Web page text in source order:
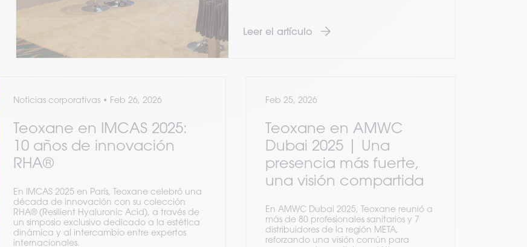
Leer el artículo
Noticias corporativas • Feb 26, 2026
Teoxane en IMCAS 2025:
10 años de innovación
RHA®
En IMCAS 2025 en París, Teoxane celebró una
década de innovación con su colección
RHA® (Resilient Hyaluronic Acid), a través de
un simposio exclusivo dedicado a la estética
dinámica y al intercambio entre expertos
internacionales.
Feb 25, 2026
Teoxane en AMWC
Dubai 2025 | Una
presencia más fuerte,
una visión compartida
En AMWC Dubai 2025, Teoxane reunió a
más de 80 profesionales sanitarios y 7
distribuidores de la región META,
reforzando una visión común para